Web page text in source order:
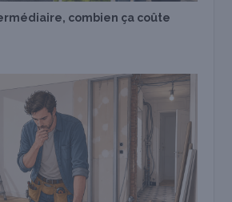
combien ça coûte